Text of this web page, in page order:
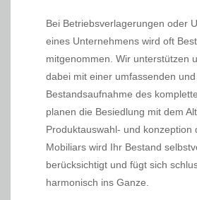
Bei Betriebsverlagerungen oder
eines Unternehmens wird oft
mitgenommen. Wir unterstützen
dabei mit einer umfassenden
Bestandsaufnahme des
planen die Besiedlung mit dem
Produktauswahl- und konzeption
Mobiliars wird Ihr Bestand
berücksichtigt und fügt sich
harmonisch ins Ganze.